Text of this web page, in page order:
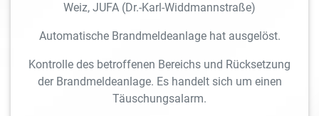
Weiz, JUFA (Dr.-Karl-Widdmannstraße)
Automatische Brandmeldeanlage hat ausgelöst.
Kontrolle des betroffenen Bereichs und Rücksetzung
der Brandmeldeanlage. Es handelt sich um einen
Täuschungsalarm.